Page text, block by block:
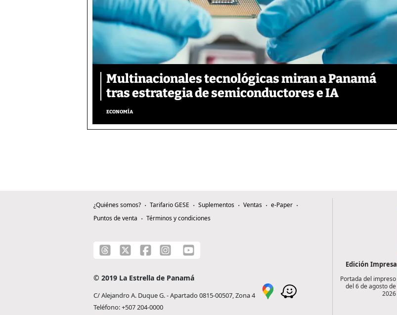
Multinacionales tecnológicas miran a Panamá
tras estrategia de semiconductores e IA
ECONOMÍA
¿Quiénes somos? Tarifario GESE Suplementos Ventas
e-Paper
Puntos de venta
Términos y condiciones
© 2019 La Estrella de Panamá
C/ Alejandro A. Duque G. - Apartado 0815-00507, Zona 4
Teléfono: +507 204-0000
Edición Impresa
Portada del impreso
del 6 de agosto de
2026